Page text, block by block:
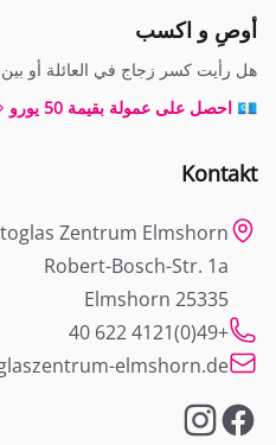
أوصِ و اكسب
هل رأيت كسر زجاج في العائلة أو بين
💶 احصل على عمولة بقيمة 50 يورو
Kontakt
Zentrum Elmshorn
Robert-Bosch-Str. 1a
25335 Elmshorn
+49(0)4121 622 40
elmshorn.de
Facebook
Instagram